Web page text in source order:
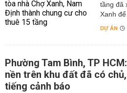
tầng đã
Xanh
DỰ ÁN
Phường Tam Bình, TP
nền trên khu đất đã có
tiếng cảnh báo